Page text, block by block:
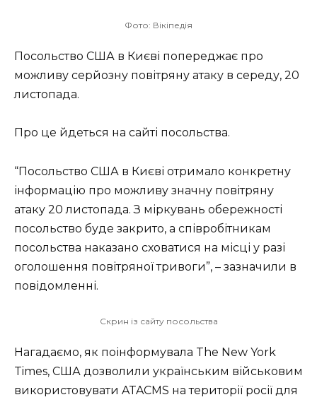
Фото: Вікіпедія
Посольство США в Києві попереджає про
можливу серйозну повітряну атаку в середу, 20
листопада.
Про це йдеться на сайті посольства.
“Посольство США в Києві отримало конкретну
інформацію про можливу значну повітряну
атаку 20 листопада. З міркувань обережності
посольство буде закрито, а співробітникам
посольства наказано сховатися на місці у разі
оголошення повітряної тривоги”, – зазначили в
повідомленні.
Скрин із сайту посольства
Нагадаємо, як поінформувала The New York
Times, США дозволили українським військовим
використовувати ATACMS на території росії для